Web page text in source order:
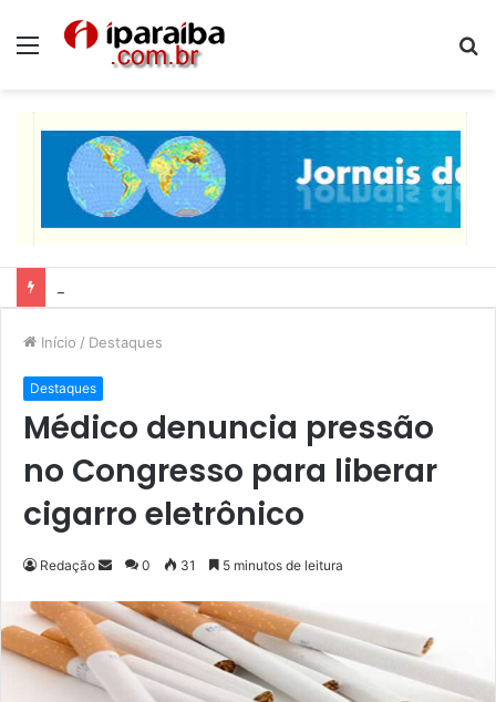
Menu
Início / Destaques
Destaques
Médico denuncia pressão
no Congresso para liberar
cigarro eletrônico
Redação
n
d
0 31 5 minutos de leitura